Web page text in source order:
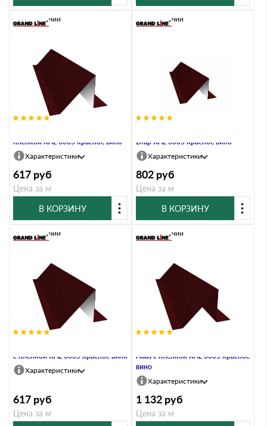
пленкой RAL 3005 красное вино
В наличии
Характеристики
617 руб
Цена за м
В КОРЗИНУ
Drap RAL 3005 красное вино
В наличии
Характеристики
802 руб
Цена за м
В КОРЗИНУ
с пленкой RAL 3005 красное вино
В наличии
Характеристики
617 руб
Цена за м
Atlas с пленкой RAL 3005 красное
вино
В наличии
Характеристики
1 132 руб
Цена за м